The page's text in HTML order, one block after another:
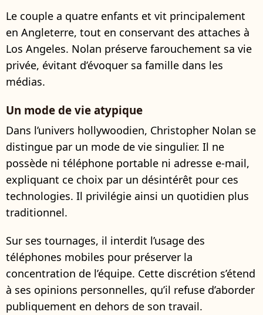
Le couple a quatre enfants et vit principalement
en Angleterre, tout en conservant des attaches à
Los Angeles. Nolan préserve farouchement sa vie
privée, évitant d’évoquer sa famille dans les
médias.
Un mode de vie atypique
Dans l’univers hollywoodien, Christopher Nolan se
distingue par un mode de vie singulier. Il ne
possède ni téléphone portable ni adresse e-mail,
expliquant ce choix par un désintérêt pour ces
technologies. Il privilégie ainsi un quotidien plus
traditionnel.
Sur ses tournages, il interdit l’usage des
téléphones mobiles pour préserver la
concentration de l’équipe. Cette discrétion s’étend
à ses opinions personnelles, qu’il refuse d’aborder
publiquement en dehors de son travail.